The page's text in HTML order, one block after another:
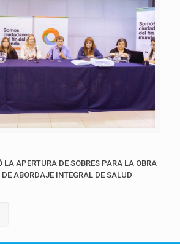
LA APERTURA DE SOBRES PARA LA OBRA
DE ABORDAJE INTEGRAL DE SALUD